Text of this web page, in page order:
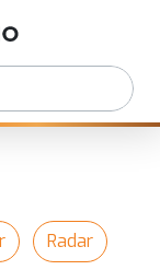
Radar